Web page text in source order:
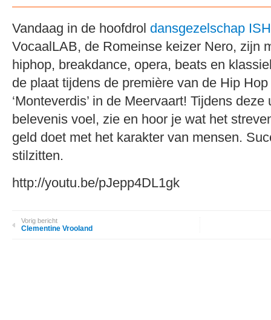
Vandaag in de hoofdrol dansgezelschap ISH
VocaalLAB, de Romeinse keizer Nero, zijn
hiphop, breakdance, opera, beats en
de plaat tijdens de première van de Hip
‘Monteverdis’ in de Meervaart! Tijdens
belevenis voel, zie en hoor je wat het
geld doet met het karakter van mensen.
stilzitten.
http://youtu.be/pJepp4DL1gk
Vorig bericht
Clementine Vrooland